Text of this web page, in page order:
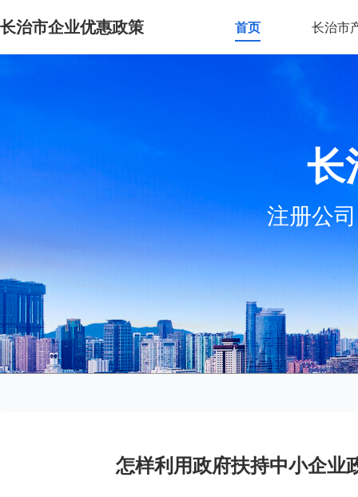
长治市企业优惠政策 首页 长治市
长
注册公
怎样利用政府扶持中小企业